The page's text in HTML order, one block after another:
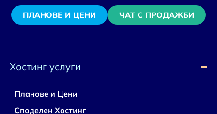
ПЛАНОВЕ И ЦЕНИ ЧАТ С ПРОДАЖБИ
Хостинг услуги
Планове и Цени
Споделен Хостинг